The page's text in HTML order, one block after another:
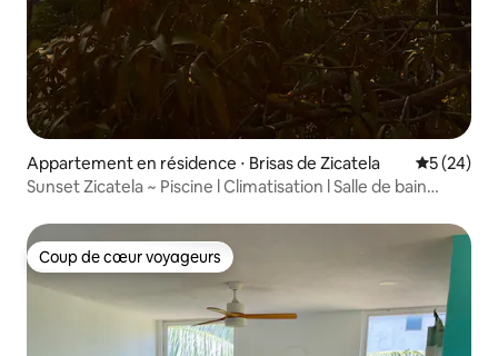
Appartement en résidence ⋅ Brisas de Zicatela
5 (24)
Sunset Zicatela ~ Piscine l Climatisation l Salle de bain
Coup de cœur voyageurs
Coup de cœur voyageurs